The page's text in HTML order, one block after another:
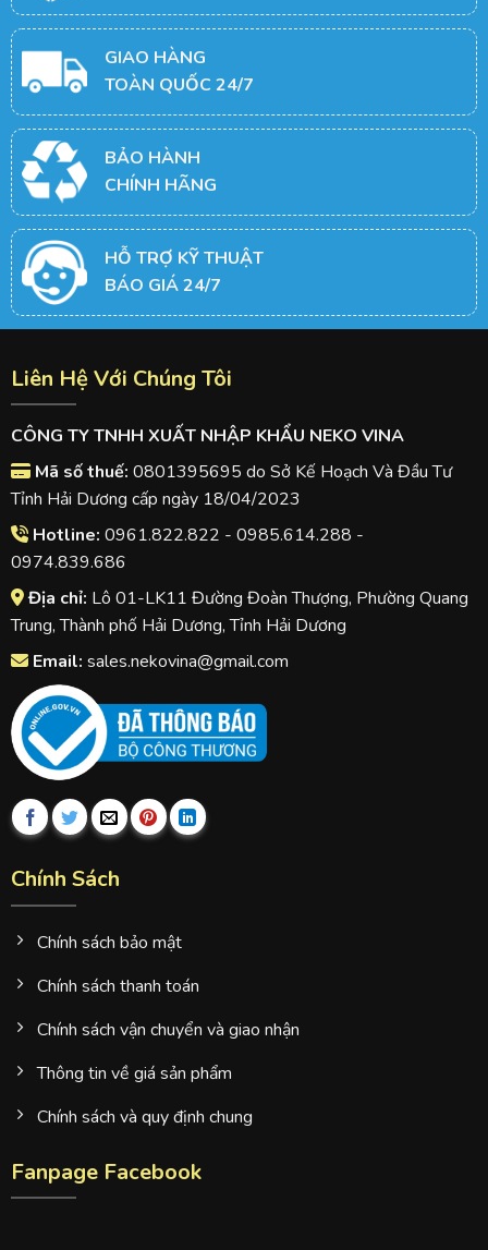
GIAO HÀNG
TOÀN QUỐC 24/7
BẢO HÀNH
CHÍNH HÃNG
HỖ TRỢ KỸ THUẬT
BÁO GIÁ 24/7
Liên Hệ Với Chúng Tôi
CÔNG TY TNHH XUẤT NHẬP KHẨU NEKO VINA
Mã số thuế: 0801395695 do Sở Kế Hoạch Và Đầu Tư
Tỉnh Hải Dương cấp ngày 18/04/2023
Hotline: 0961.822.822 - 0985.614.288 -
0974.839.686
Địa chỉ: Lô 01-LK11 Đường Đoàn Thượng, Phường Quang
Trung, Thành phố Hải Dương, Tỉnh Hải Dương
Email: sales.nekovina@gmail.com
Chính Sách
Chính sách bảo mật
Chính sách thanh toán
Chính sách vận chuyển và giao nhận
Thông tin về giá sản phẩm
Chính sách và quy định chung
Fanpage Facebook